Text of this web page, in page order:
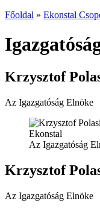
Főoldal » Ekonstal
Krzysztof
Az Igazgatóság Elnöke
Az Igazgatóság
Krzysztof
Az Igazgatóság Elnöke